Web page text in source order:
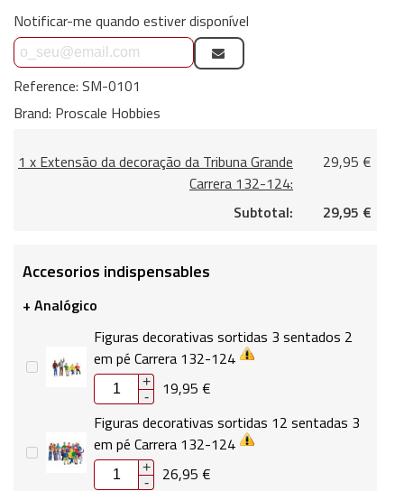
Notificar-me quando estiver disponível
Reference: SM-0101
Brand: Proscale Hobbies
1 x Extensão da decoração da Tribuna Grande
Carrera 132-124:
29,95 €
Subtotal: 29,95 €
Accesorios indispensables
+ Analógico
Figuras decorativas sortidas 3 sentados 2
em pé Carrera 132-124
+
-
19,95 €
Figuras decorativas sortidas 12 sentadas 3
em pé Carrera 132-124
+
-
26,95 €